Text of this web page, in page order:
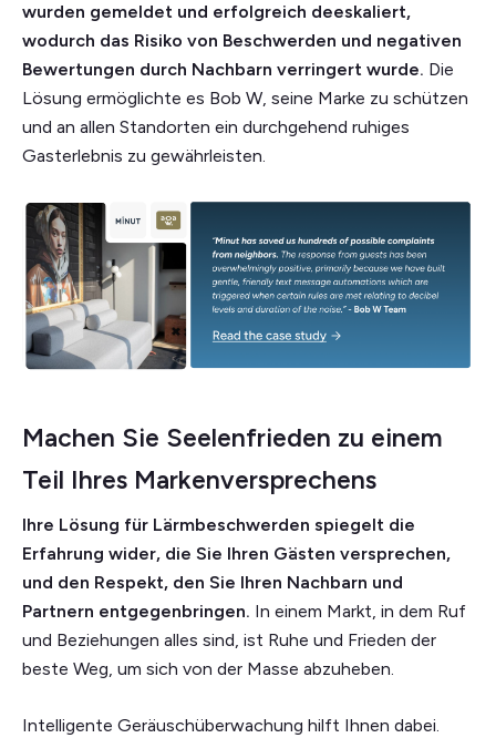
wurden gemeldet und erfolgreich deeskaliert,
wodurch das Risiko von Beschwerden und negativen
Bewertungen durch Nachbarn verringert wurde. Die
Lösung ermöglichte es Bob W, seine Marke zu schützen
und an allen Standorten ein durchgehend ruhiges
Gasterlebnis zu gewährleisten.
Machen Sie Seelenfrieden zu einem
Teil Ihres Markenversprechens
Ihre Lösung für Lärmbeschwerden spiegelt die
Erfahrung wider, die Sie Ihren Gästen versprechen,
und den Respekt, den Sie Ihren Nachbarn und
Partnern entgegenbringen. In einem Markt, in dem Ruf
und Beziehungen alles sind, ist Ruhe und Frieden der
beste Weg, um sich von der Masse abzuheben.
Intelligente Geräuschüberwachung hilft Ihnen dabei.